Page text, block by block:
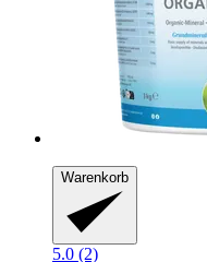
Warenkorb
5.0 (2)